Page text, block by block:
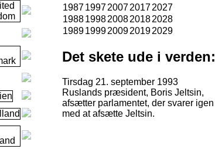
19871997200720172027
19881998200820182028
19891999200920192029
Det skete ude i verden:
Tirsdag 21. september 1993
Ruslands præsident, Boris Jeltsin,
afsætter parlamentet, der svarer igen
med at afsætte Jeltsin.